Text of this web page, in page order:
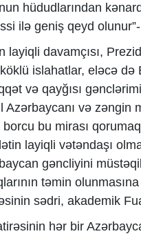
hüdudlarından
ilə geniş qeyd
layiqli davamçısı,
islahatlar, eləcə
və qayğısı
Azərbaycanı və zəngin
bu mirası
layiqli vətəndaşı
gəncliyini
təmin
sədri, akademik
hər bir